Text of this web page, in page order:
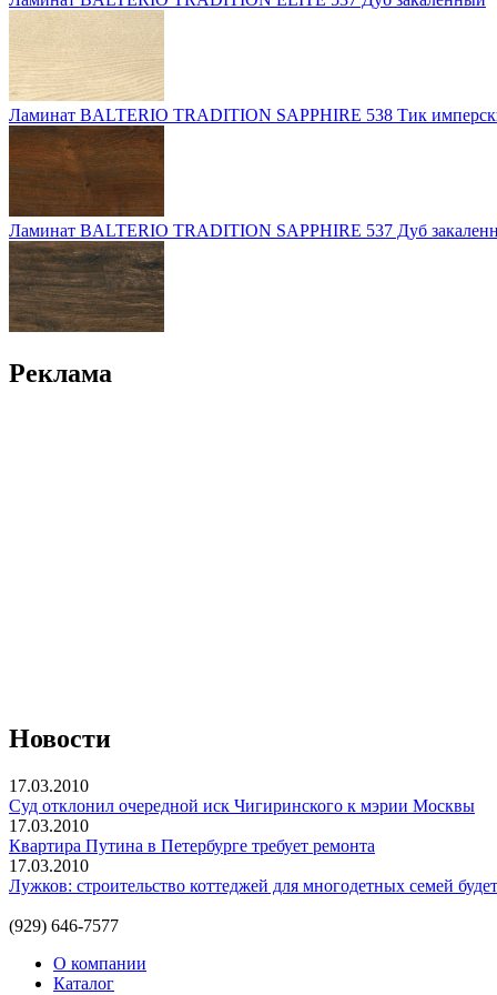
Ламинат BALTERIO TRADITION SAPPHIRE 538 Тик
Ламинат BALTERIO TRADITION SAPPHIRE 537 Дуб
Реклама
Новости
17.03.2010
Суд отклонил очередной иск Чигиринского к мэрии Москвы
17.03.2010
Квартира Путина в Петербурге требует ремонта
17.03.2010
Лужков: строительство коттеджей для многодетных семей
(929) 646-7577
О компании
Каталог